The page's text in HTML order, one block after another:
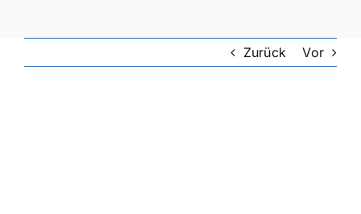
Zurück Vor